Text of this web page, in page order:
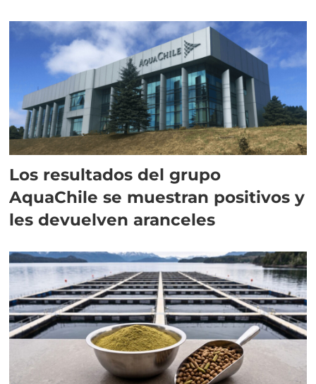
Los resultados del grupo
AquaChile se muestran positivos y
les devuelven aranceles